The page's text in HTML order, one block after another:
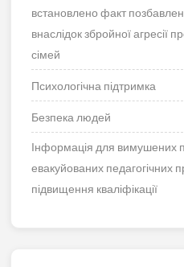
встановлено факт
внаслідок збройної агресії
сімей
Психологічна підтримка
Безпека людей
Інформація для вимушених
евакуйованих педагогічних
підвищення кваліфікації